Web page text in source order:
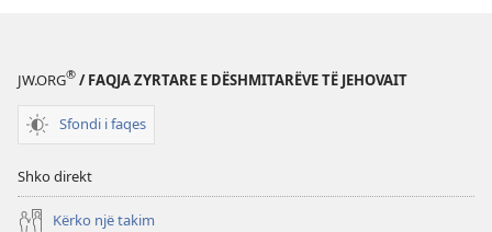
JW.ORG® / FAQJA ZYRTARE E DËSHMITARËVE TË JEHOVAIT
Sfondi i faqes
Shko direkt
Kërko një takim